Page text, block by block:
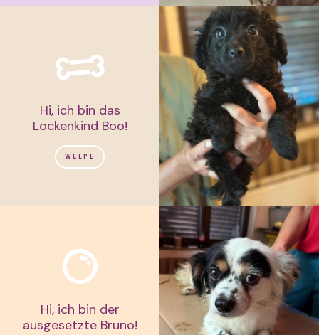
Hi, ich bin das
Lockenkind Boo!
WELPE
Hi, ich bin der
ausgesetzte Bruno!